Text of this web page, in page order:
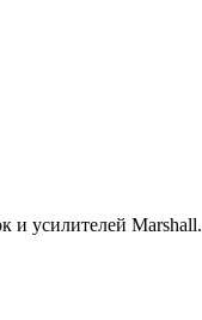
и усилителей Marshall.